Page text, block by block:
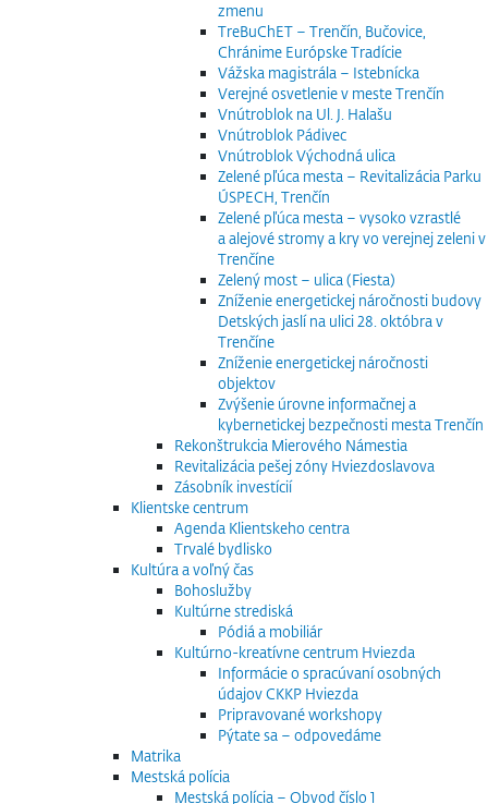
zmenu
TreBuChET – Trenčín, Bučovice,
Chránime Európske Tradície
Vážska magistrála – Istebnícka
Verejné osvetlenie v meste Trenčín
Vnútroblok na Ul. J. Halašu
Vnútroblok Pádivec
Vnútroblok Východná ulica
Zelené pľúca mesta – Revitalizácia Parku
ÚSPECH, Trenčín
Zelené pľúca mesta – vysoko vzrastlé
a alejové stromy a kry vo verejnej zeleni v
Trenčíne
Zelený most – ulica (Fiesta)
Zníženie energetickej náročnosti budovy
Detských jaslí na ulici 28. októbra v
Trenčíne
Zníženie energetickej náročnosti
objektov
Zvýšenie úrovne informačnej a
kybernetickej bezpečnosti mesta Trenčín
Rekonštrukcia Mierového Námestia
Revitalizácia pešej zóny Hviezdoslavova
Zásobník investícií
Klientske centrum
Agenda Klientskeho centra
Trvalé bydlisko
Kultúra a voľný čas
Bohoslužby
Kultúrne strediská
Pódiá a mobiliár
Kultúrno-kreatívne centrum Hviezda
Informácie o spracúvaní osobných
údajov CKKP Hviezda
Pripravované workshopy
Pýtate sa – odpovedáme
Matrika
Mestská polícia
Mestská polícia – Obvod číslo 1